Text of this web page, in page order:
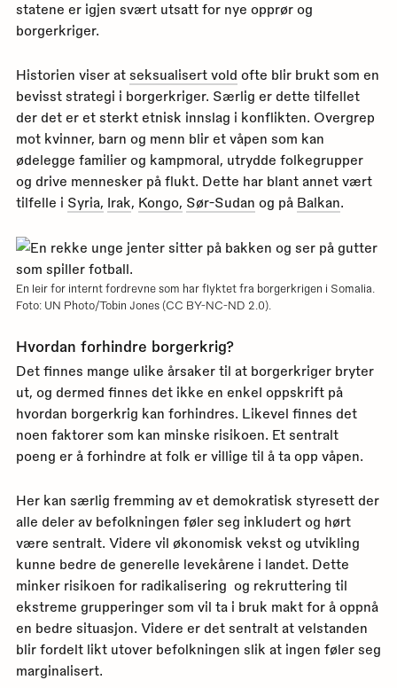
statene er igjen svært utsatt for nye opprør og
borgerkriger.
Historien viser at seksualisert vold ofte blir brukt som en
bevisst strategi i borgerkriger. Særlig er dette tilfellet
der det er et sterkt etnisk innslag i konflikten. Overgrep
mot kvinner, barn og menn blir et våpen som kan
ødelegge familier og kampmoral, utrydde folkegrupper
og drive mennesker på flukt. Dette har blant annet vært
tilfelle i Syria, Irak, Kongo, Sør-Sudan og på Balkan.
En leir for internt fordrevne som har flyktet fra borgerkrigen i Somalia.
Foto: UN Photo/Tobin Jones (CC BY-NC-ND 2.0).
Hvordan forhindre borgerkrig?
Det finnes mange ulike årsaker til at borgerkriger bryter
ut, og dermed finnes det ikke en enkel oppskrift på
hvordan borgerkrig kan forhindres. Likevel finnes det
noen faktorer som kan minske risikoen. Et sentralt
poeng er å forhindre at folk er villige til å ta opp våpen.
Her kan særlig fremming av et demokratisk styresett der
alle deler av befolkningen føler seg inkludert og hørt
være sentralt. Videre vil økonomisk vekst og utvikling
kunne bedre de generelle levekårene i landet. Dette
minker risikoen for radikalisering og rekruttering til
ekstreme grupperinger som vil ta i bruk makt for å oppnå
en bedre situasjon. Videre er det sentralt at velstanden
blir fordelt likt utover befolkningen slik at ingen føler seg
marginalisert.